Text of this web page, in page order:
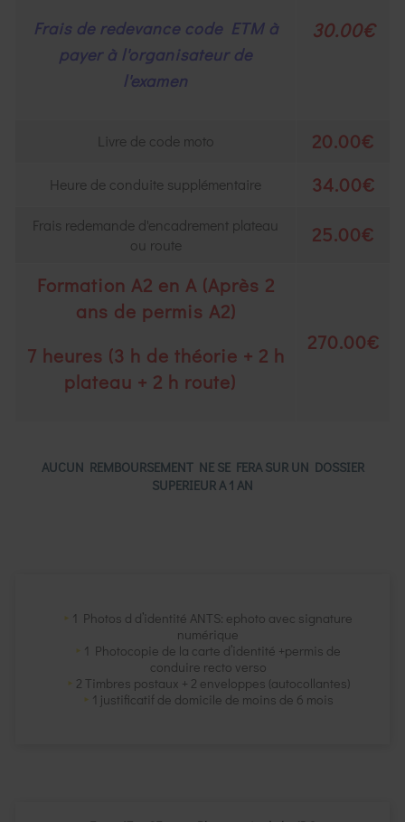
Frais de redevance code ETM à
payer à l'organisateur de
l'examen
30.00€
Livre de code moto 20.00€
Heure de conduite supplémentaire 34.00€
Frais redemande d'encadrement plateau
ou route
25.00€
Formation A2 en A (Après 2
ans de permis A2)
7 heures (3 h de théorie + 2 h
plateau + 2 h route)
270.00€
AUCUN REMBOURSEMENT NE SE FERA SUR UN DOSSIER
SUPERIEUR A 1 AN
1 Photos d d’identité ANTS: ephoto avec signature
numérique
1 Photocopie de la carte d’identité +permis de
conduire recto verso
2 Timbres postaux + 2 enveloppes (autocollantes)
1 justificatif de domicile de moins de 6 mois